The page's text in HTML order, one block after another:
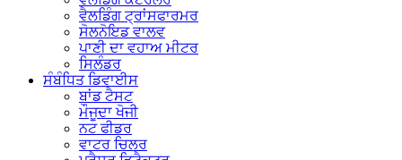
ਵੈਲਡਿੰਗ ਟ੍ਰਾਂਸਫਾਰਮਰ
ਸੋਲਨੋਇਡ ਵਾਲਵ
ਪਾਣੀ ਦਾ ਵਹਾਅ ਮੀਟਰ
ਸਿਲੰਡਰ
ਸੰਬੰਧਿਤ ਡਿਵਾਈਸ
ਬਾਂਡ ਟੈਸਟ
ਮੌਜੂਦਾ ਖੋਜੀ
ਨਟ ਫੀਡਰ
ਵਾਟਰ ਚਿਲਰ